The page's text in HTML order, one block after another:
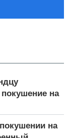
на
на